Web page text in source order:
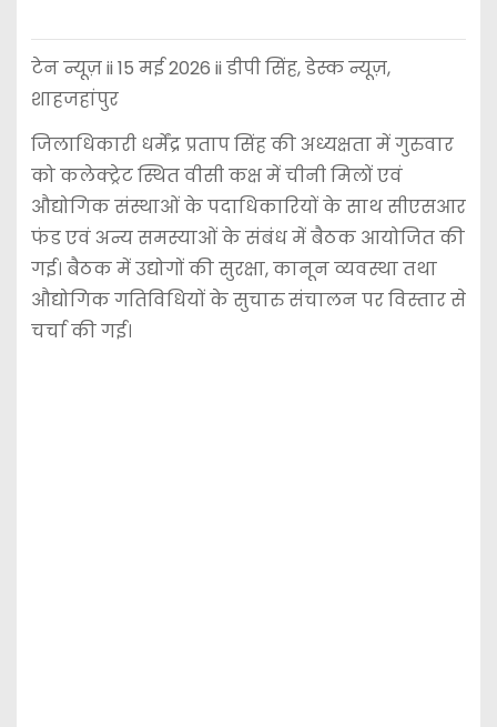
टेन न्यूज़ ii 15 मई 2026 ii डीपी सिंह, डेस्क न्यूज़,
शाहजहांपुर
जिलाधिकारी धर्मेंद्र प्रताप सिंह की अध्यक्षता में गुरुवार
को कलेक्ट्रेट स्थित वीसी कक्ष में चीनी मिलों एवं
औद्योगिक संस्थाओं के पदाधिकारियों के साथ सीएसआर
फंड एवं अन्य समस्याओं के संबंध में बैठक आयोजित की
गई। बैठक में उद्योगों की सुरक्षा, कानून व्यवस्था तथा
औद्योगिक गतिविधियों के सुचारु संचालन पर विस्तार से
चर्चा की गई।